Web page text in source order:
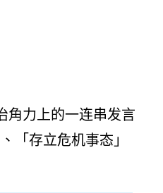
角力上的一连串发言
「存立危机事态」